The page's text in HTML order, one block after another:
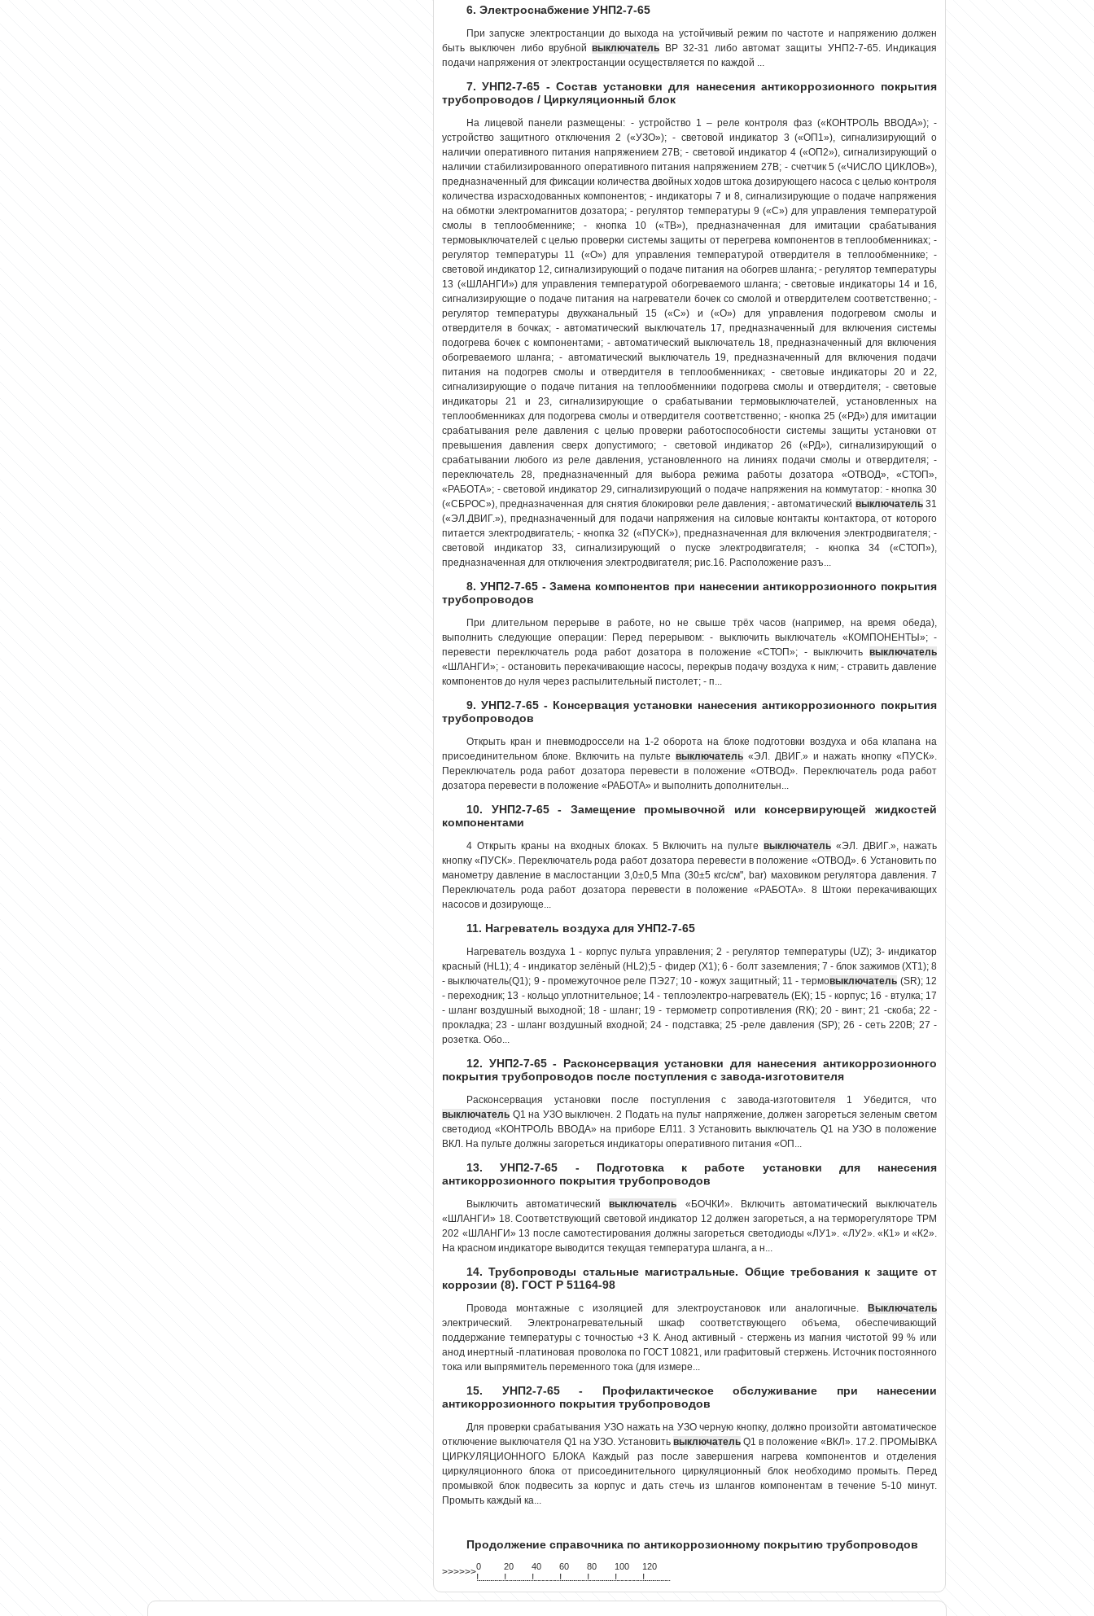
6. Электроснабжение УНП2-7-65
При запуске электростанции до выхода на устойчивый режим по частоте и напряжению должен
быть выключен либо врубнойвыключатель ВР 32-31 либо автомат защиты УНП2-7-65. Индикация
подачи напряжения от электростанции осуществляется по каждой ...
7. УНП2-7-65 - Состав установки для нанесения антикоррозионного покрытия
трубопроводов / Циркуляционный блок
На лицевой панели размещены: - устройство 1 – реле контроля фаз («КОНТРОЛЬ ВВОДА»); -
устройство защитного отключения 2 («УЗО»); - световой индикатор 3 («ОП1»), сигнализирующий о
наличии оперативного питания напряжением 27В; - световой индикатор 4 («ОП2»), сигнализирующий о
наличии стабилизированного оперативного питания напряжением 27В; - счетчик 5 («ЧИСЛО ЦИКЛОВ»),
предназначенный для фиксации количества двойных ходов штока дозирующего насоса с целью контроля
количества израсходованных компонентов; - индикаторы 7 и 8, сигнализирующие о подаче напряжения
на обмотки электромагнитов дозатора; - регулятор температуры 9 («С») для управления температурой
смолы в теплообменнике; - кнопка 10 («ТВ»), предназначенная для имитации срабатывания
термовыключателей с целью проверки системы защиты от перегрева компонентов в теплообменниках; -
регулятор температуры 11 («О») для управления температурой отвердителя в теплообменнике; -
световой индикатор 12, сигнализирующий о подаче питания на обогрев шланга; - регулятор температуры
13 («ШЛАНГИ») для управления температурой обогреваемого шланга; - световые индикаторы 14 и 16,
сигнализирующие о подаче питания на нагреватели бочек со смолой и отвердителем соответственно; -
регулятор температуры двухканальный 15 («С») и («О») для управления подогревом смолы и
отвердителя в бочках; - автоматический выключатель 17, предназначенный для включения системы
подогрева бочек с компонентами; - автоматический выключатель 18, предназначенный для включения
обогреваемого шланга; - автоматический выключатель 19, предназначенный для включения подачи
питания на подогрев смолы и отвердителя в теплообменниках; - световые индикаторы 20 и 22,
сигнализирующие о подаче питания на теплообменники подогрева смолы и отвердителя; - световые
индикаторы 21 и 23, сигнализирующие о срабатывании термовыключателей, установленных на
теплообменниках для подогрева смолы и отвердителя соответственно; - кнопка 25 («РД») для имитации
срабатывания реле давления с целью проверки работоспособности системы защиты установки от
превышения давления сверх допустимого; - световой индикатор 26 («РД»), сигнализирующий о
срабатывании любого из реле давления, установленного на линиях подачи смолы и отвердителя; -
переключатель 28, предназначенный для выбора режима работы дозатора «ОТВОД», «СТОП»,
«РАБОТА»; - световой индикатор 29, сигнализирующий о подаче напряжения на коммутатор: - кнопка 30
(«СБРОС»), предназначенная для снятия блокировки реле давления; - автоматический выключатель31
(«ЭЛ.ДВИГ.»), предназначенный для подачи напряжения на силовые контакты контактора, от которого
питается электродвигатель; - кнопка 32 («ПУСК»), предназначенная для включения электродвигателя; -
световой индикатор 33, сигнализирующий о пуске электродвигателя; - кнопка 34 («СТОП»),
предназначенная для отключения электродвигателя; рис.16. Расположение разъ...
8. УНП2-7-65 - Замена компонентов при нанесении антикоррозионного покрытия
трубопроводов
При длительном перерыве в работе, но не свыше трёх часов (например, на время обеда),
выполнить следующие операции: Перед перерывом: - выключить выключатель «КОМПОНЕНТЫ»; -
перевести переключатель рода работ дозатора в положение «СТОП»; - выключить выключатель
«ШЛАНГИ»; - остановить перекачивающие насосы, перекрыв подачу воздуха к ним; - стравить давление
компонентов до нуля через распылительный пистолет; - п...
9. УНП2-7-65 - Консервация установки нанесения антикоррозионного покрытия
трубопроводов
Открыть кран и пневмодроссели на 1-2 оборота на блоке подготовки воздуха и оба клапана на
присоединительном блоке. Включить на пультевыключатель «ЭЛ. ДВИГ.» и нажать кнопку «ПУСК».
Переключатель рода работ дозатора перевести в положение «ОТВОД». Переключатель рода работ
дозатора перевести в положение «РАБОТА» и выполнить дополнительн...
10. УНП2-7-65 - Замещение промывочной или консервирующей жидкостей
компонентами
4 Открыть краны на входных блоках. 5 Включить на пультевыключатель «ЭЛ. ДВИГ.», нажать
кнопку «ПУСК». Переключатель рода работ дозатора перевести в положение «ОТВОД». 6 Установить по
манометру давление в маслостанции 3,0±0,5 Мпа (30±5 кгс/см", bar) маховиком регулятора давления. 7
Переключатель рода работ дозатора перевести в положение «РАБОТА». 8 Штоки перекачивающих
насосов и дозирующе...
11. Нагреватель воздуха для УНП2-7-65
Нагреватель воздуха 1 - корпус пульта управления; 2 - регулятор температуры (UZ); 3- индикатор
красный (НL1); 4 - индикатор зелёный (НL2);5 - фидер (X1); 6 - болт заземления; 7 - блок зажимов (ХТ1); 8
- выключатель(Q1); 9 - промежуточное реле ПЭ27; 10 - кожух защитный; 11 - термовыключатель (SR); 12
- переходник; 13 - кольцо уплотнительное; 14 - теплоэлектро-нагреватель (ЕК); 15 - корпус; 16 - втулка; 17
- шланг воздушный выходной; 18 - шланг; 19 - термометр сопротивления (RК); 20 - винт; 21 -скоба; 22 -
прокладка; 23 - шланг воздушный входной; 24 - подставка; 25 -реле давления (SР); 26 - сеть 220В; 27 -
розетка. Обо...
12. УНП2-7-65 - Расконсервация установки для нанесения антикоррозионного
покрытия трубопроводов после поступления с завода-изготовителя
Расконсервация установки после поступления с завода-изготовителя 1 Убедится, что
выключатель Q1 на УЗО выключен. 2 Подать на пульт напряжение, должен загореться зеленым светом
светодиод «КОНТРОЛЬ ВВОДА» на приборе ЕЛ11. 3 Установить выключатель Q1 на УЗО в положение
ВКЛ. На пульте должны загореться индикаторы оперативного питания «ОП...
13. УНП2-7-65 - Подготовка к работе установки для нанесения
антикоррозионного покрытия трубопроводов
Выключить автоматическийвыключатель «БОЧКИ». Включить автоматический выключатель
«ШЛАНГИ» 18. Соответствующий световой индикатор 12 должен загореться, а на терморегуляторе ТРМ
202 «ШЛАНГИ» 13 после самотестирования должны загореться светодиоды «ЛУ1». «ЛУ2». «К1» и «К2».
На красном индикаторе выводится текущая температура шланга, а н...
14. Трубопроводы стальные магистральные. Общие требования к защите от
коррозии (8). ГОСТ Р 51164-98
Провода монтажные с изоляцией для электроустановок или аналогичные. Выключатель
электрический. Электронагревательный шкаф соответствующего объема, обеспечивающий
поддержание температуры с точностью +3 К. Анод активный - стержень из магния чистотой 99 % или
анод инертный -платиновая проволока по ГОСТ 10821, или графитовый стержень. Источник постоянного
тока или выпрямитель переменного тока (для измере...
15. УНП2-7-65 - Профилактическое обслуживание при нанесении
антикоррозионного покрытия трубопроводов
Для проверки срабатывания УЗО нажать на УЗО черную кнопку, должно произойти автоматическое
отключение выключателя Q1 на УЗО. Установить выключатель Q1 в положение «ВКЛ». 17.2. ПРОМЫВКА
ЦИРКУЛЯЦИОННОГО БЛОКА Каждый раз после завершения нагрева компонентов и отделения
циркуляционного блока от присоединительного циркуляционный блок необходимо промыть. Перед
промывкой блок подвесить за корпус и дать стечь из шлангов компонентам в течение 5-10 минут.
Промыть каждый ка...
Продолжение справочника по антикоррозионному покрытию трубопроводов
>>>>>>0
!...................
20
!...................
40
!...................
60
!...................
80
!...................
100
!...................
120
!...................